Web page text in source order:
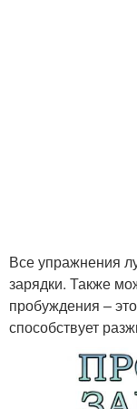
Все упражнения
зарядки. Также
пробуждения –
способствует